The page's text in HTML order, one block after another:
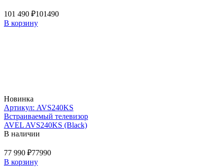
101 490 ₽101490
В корзину
Новинка
Артикул: AVS240KS
Встраиваемый телевизор
AVEL AVS240KS (Black)
В наличии
77 990 ₽77990
В корзину